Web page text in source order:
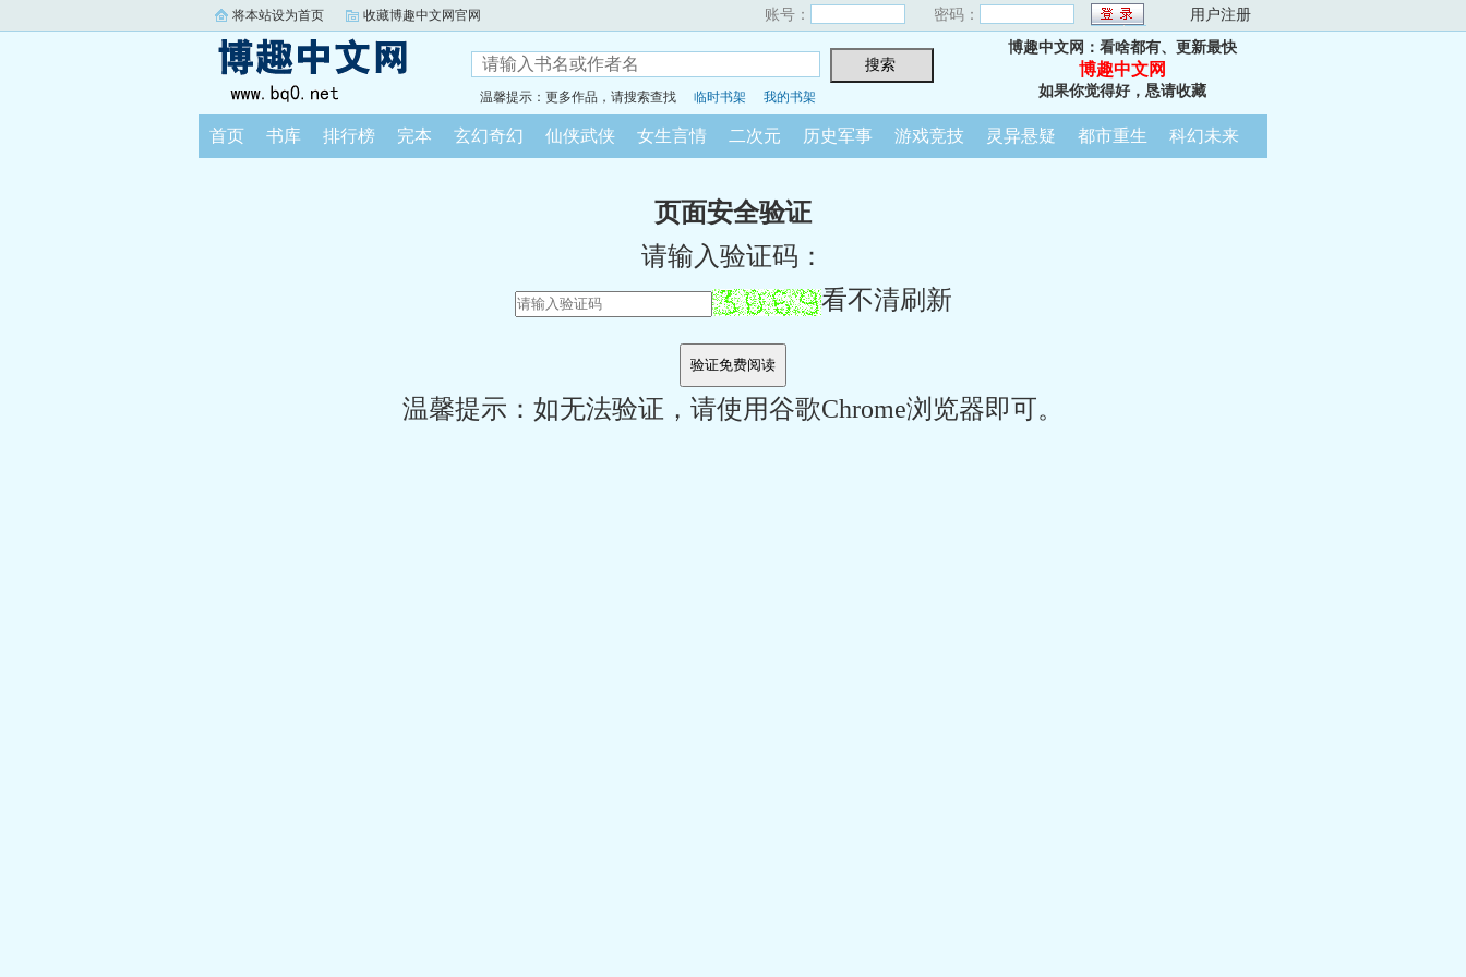
将本站设为首页 收藏博趣中文网官网 账号： 密码： 用户注册
温馨提示：更多作品，请搜索查找 临时书架 我的书架
博趣中文网：看啥都有、更新最快
博趣中文网
如果你觉得好，恳请收藏
首页 书库 排行榜 完本 玄幻奇幻 仙侠武侠 女生言情 二次元 历史军事 游戏竞技 灵异悬疑 都市重生 科幻未来
页面安全验证
请输入验证码：
看不清刷新
温馨提示：如无法验证，请使用谷歌Chrome浏览器即可。